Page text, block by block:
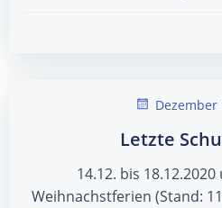
Dezember
Letzte
14.12. bis
Weihnachstferien (Stand: